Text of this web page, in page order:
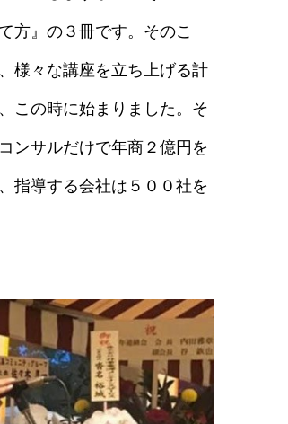
方』の３冊です。そのこ
様々な講座を立ち上げる計
この時に始まりました。そ
ンサルだけで年商２億円を
指導する会社は５００社を